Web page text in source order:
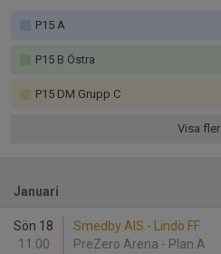
P15 A
P15 B Östra
P15 DM Grupp C
Visa fler
Januari
Sön 18
11:00
Smedby AIS - Lindö FF
PreZero Arena - Plan A